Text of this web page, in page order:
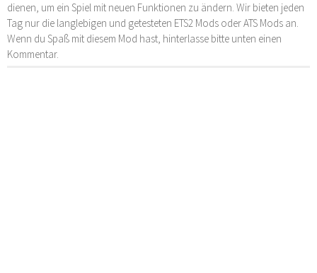
dienen, um ein Spiel mit neuen Funktionen zu ändern. Wir bieten jeden
Tag nur die langlebigen und getesteten ETS2 Mods oder ATS Mods an.
Wenn du Spaß mit diesem Mod hast, hinterlasse bitte unten einen
Kommentar.